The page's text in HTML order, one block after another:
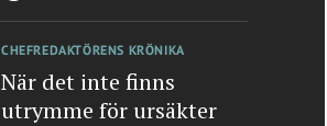
CHEFREDAKTÖRENS KRÖNIKA
När det inte finns
utrymme för ursäkter